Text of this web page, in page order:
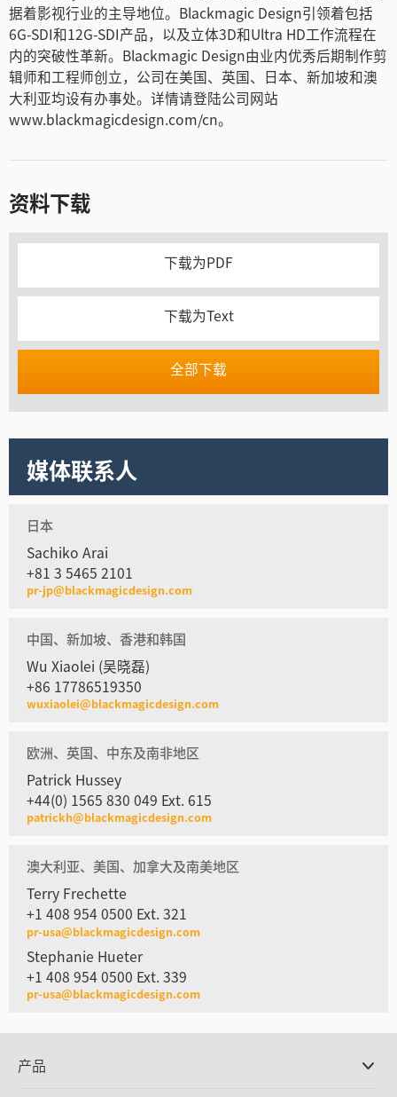
据着影视行业的主导地位。Blackmagic Design引领着包括
6G-SDI和12G-SDI产品，以及立体3D和Ultra HD工作流程在
内的突破性革新。Blackmagic Design由业内优秀后期制作剪
辑师和工程师创立，公司在美国、英国、日本、新加坡和澳
大利亚均设有办事处。详情请登陆公司网站
www.blackmagicdesign.com/cn。
资料下载
下载为PDF
下载为Text
全部下载
媒体联系人
日本
Sachiko Arai
+81 3 5465 2101
pr-jp@blackmagicdesign.com
中国、新加坡、香港和韩国
Wu Xiaolei (吴晓磊)
+86 17786519350
wuxiaolei@blackmagicdesign.com
欧洲、英国、中东及南非地区
Patrick Hussey
+44(0) 1565 830 049 Ext. 615
patrickh@blackmagicdesign.com
澳大利亚、美国、加拿大及南美地区
Terry Frechette
+1 408 954 0500 Ext. 321
pr-usa@blackmagicdesign.com
Stephanie Hueter
+1 408 954 0500 Ext. 339
pr-usa@blackmagicdesign.com
产品